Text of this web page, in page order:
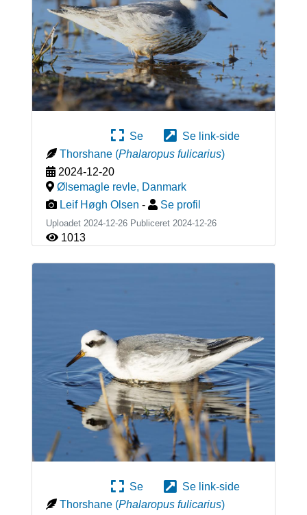
Se
Se link-side
Thorshane (Phalaropus fulicarius)
2024-12-20
Ølsemagle revle, Danmark
Leif Høgh Olsen - Se profil
Uploadet 2024-12-26 Publiceret 2024-12-26
1013
Se
Se link-side
Thorshane (Phalaropus fulicarius)